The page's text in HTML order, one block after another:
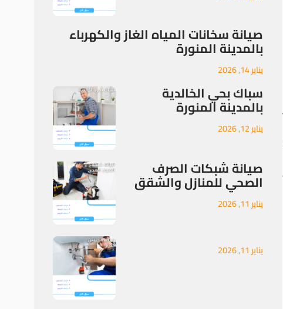
صيانة سخانات المياه الغاز والكهرباء
بالمدينة المنورة
يناير 14, 2026
سباك بحي الخالدية
بالمدينة المنورة
يناير 12, 2026
صيانة شبكات الصرف
الصحي للمنازل والشقق
يناير 11, 2026
يناير 11, 2026